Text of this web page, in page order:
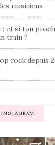
musiciens
: et si ton
train ?
rock depuis
INSTAGRAM